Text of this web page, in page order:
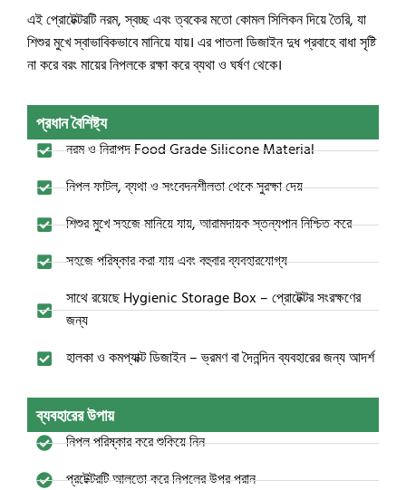
এই প্রোটেক্টরটি নরম, স্বচ্ছ এবং ত্বকের মতো কোমল সিলিকন দিয়ে তৈরি, যা
শিশুর মুখে স্বাভাবিকভাবে মানিয়ে যায়। এর পাতলা ডিজাইন দুধ প্রবাহে বাধা সৃষ্টি
না করে বরং মায়ের নিপলকে রক্ষা করে ব্যথা ও ঘর্ষণ থেকে।
প্রধান বৈশিষ্ট্য
নরম ও নিরাপদ Food Grade Silicone Material
নিপল ফাটল, ব্যথা ও সংবেদনশীলতা থেকে সুরক্ষা দেয়
শিশুর মুখে সহজে মানিয়ে যায়, আরামদায়ক স্তন্যপান নিশ্চিত করে
সহজে পরিষ্কার করা যায় এবং বহুবার ব্যবহারযোগ্য
সাথে রয়েছে Hygienic Storage Box – প্রোটেক্টর সংরক্ষণের
জন্য
হালকা ও কমপ্যাক্ট ডিজাইন – ভ্রমণ বা দৈনন্দিন ব্যবহারের জন্য আদর্শ
ব্যবহারের উপায়
নিপল পরিষ্কার করে শুকিয়ে নিন
প্রটেক্টরটি আলতো করে নিপলের উপর পরান